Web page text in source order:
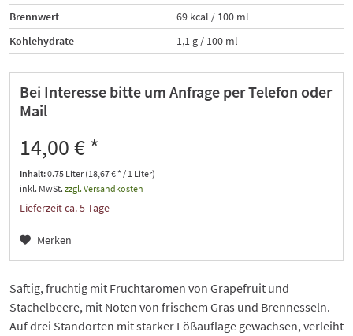
Brennwert
69 kcal / 100 ml
Kohlehydrate
1,1 g / 100 ml
Bei Interesse bitte um Anfrage per Telefon oder
Mail
14,00 € *
Inhalt:0.75 Liter (18,67 € * / 1 Liter)
inkl. MwSt. zzgl. Versandkosten
Lieferzeit ca. 5 Tage
Merken
Saftig, fruchtig mit Fruchtaromen von Grapefruit und
Stachelbeere, mit Noten von frischem Gras und Brennesseln.
Auf drei Standorten mit starker Lößauflage gewachsen, verleiht